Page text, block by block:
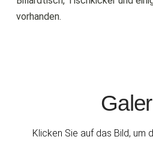
vorhanden.
Klicken Sie auf das Bild, um